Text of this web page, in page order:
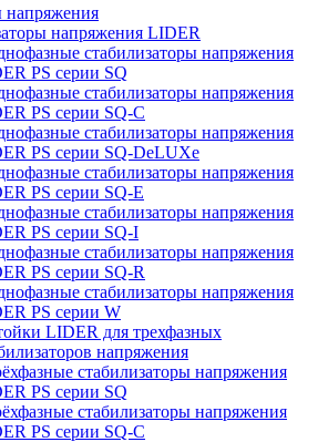
напряжения
напряжения LIDER
стабилизаторы напряжения
PS серии SQ
стабилизаторы напряжения
PS серии SQ-C
стабилизаторы напряжения
PS серии SQ-DeLUXe
стабилизаторы напряжения
PS серии SQ-E
стабилизаторы напряжения
PS серии SQ-I
стабилизаторы напряжения
PS серии SQ-R
стабилизаторы напряжения
PS серии W
LIDER для трехфазных
напряжения
стабилизаторы напряжения
PS серии SQ
стабилизаторы напряжения
PS серии SQ-C